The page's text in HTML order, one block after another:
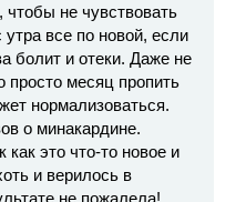
не чувствовать
все по новой, если
болит и отеки. Даже не
месяц пропить
нормализоваться.
о минакардине.
это что-то новое и
и верилось в
не пожалела!